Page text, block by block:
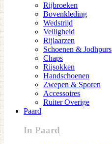
Rijbroeken
Bovenkleding
Wedstrijd
Veiligheid
Rijlaarzen
Schoenen & Jodhpurs
Chaps
Rijsokken
Handschoenen
Zwepen & Sporen
Accessoires
Ruiter Overige
Paard
In Paard